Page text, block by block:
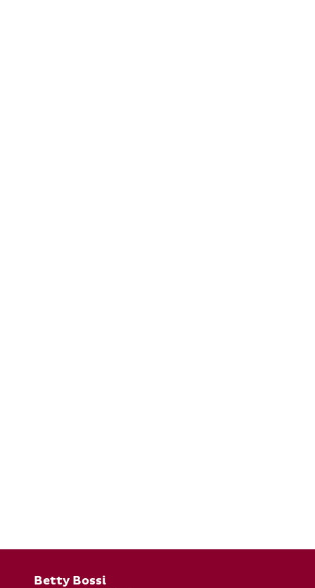
Fusszeile
Betty Bossi